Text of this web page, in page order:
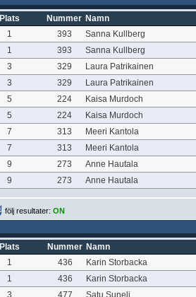
Plats Nummer Namn
1
393
Sanna Kullberg
1
393
Sanna Kullberg
3
329
Laura Patrikainen
3
329
Laura Patrikainen
5
224
Kaisa Murdoch
5
224
Kaisa Murdoch
7
313
Meeri Kantola
7
313
Meeri Kantola
9
273
Anne Hautala
9
273 Anne Hautala
följ resultater: ON
Plats Nummer Namn
1
436
Karin Storbacka
1
436
Karin Storbacka
3
477
Satu Suneli